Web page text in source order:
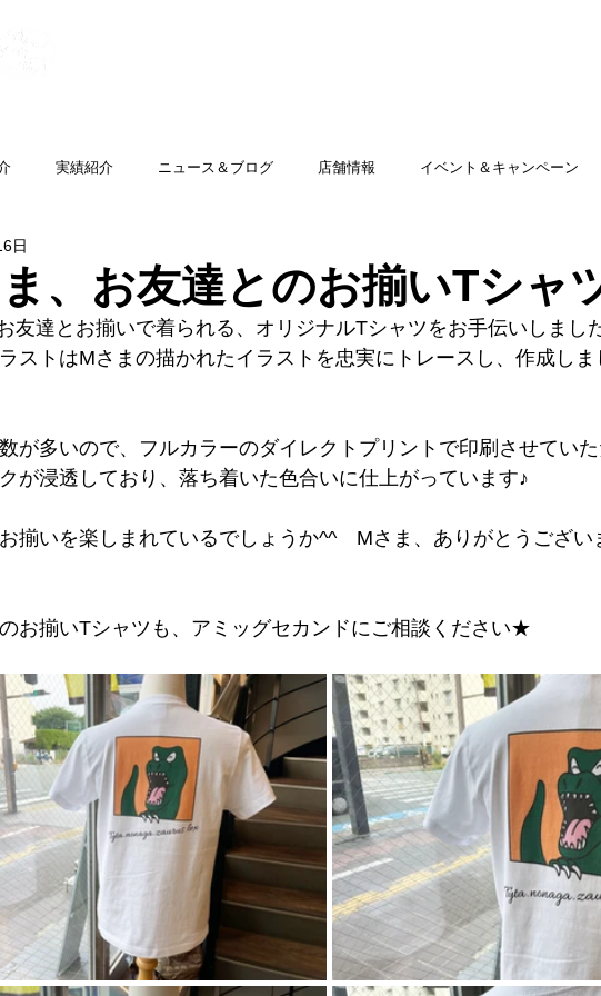
実績紹介 ニュース＆ブログ 店舗情報 イベント＆キャンペーン
、お友達とのお揃いTシャ
日
友達とお揃いで着られる、オリジナルTシャツをお手伝いしまし
ストはMさまの描かれたイラストを忠実にトレースし、作成し
が多いので、フルカラーのダイレクトプリントで印刷させてい
が浸透しており、落ち着いた色合いに仕上がっています♪
揃いを楽しまれているでしょうか^^　Mさま、ありがとうござい
お揃いTシャツも、アミッグセカンドにご相談ください★